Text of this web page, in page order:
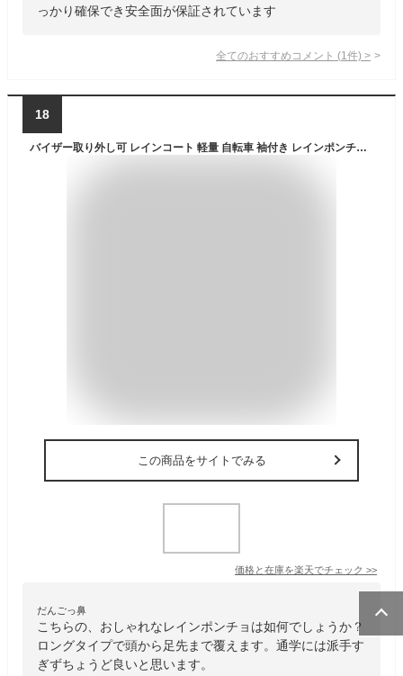
っかり確保でき安全面が保証されています
全てのおすすめコメント (1 件) >
18
バイザー取り外し可 レインコート 軽量 自転車 袖付き レインポンチョ ポンチョ レインウェア 袖あり 雨合羽 カッパ おしゃれ ロング ネイビー チェック柄 ベージュ 男女兼用 クリアバイザー ツバ付き
この商品をサイトでみる
価格と在庫を楽天でチェック >>
だんごっ鼻
こちらの、おしゃれなレインポンチョは如何でしょうか？
ロングタイプで頭から足先まで覆えます。通学には派手す
ぎずちょうど良いと思います。